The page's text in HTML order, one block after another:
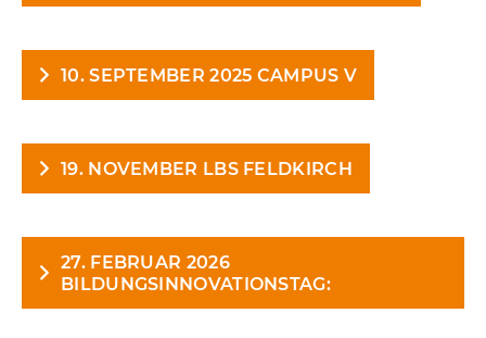
10. SEPTEMBER 2025 CAMPUS V
19. NOVEMBER LBS FELDKIRCH
27. FEBRUAR 2026
BILDUNGSINNOVATIONSTAG: